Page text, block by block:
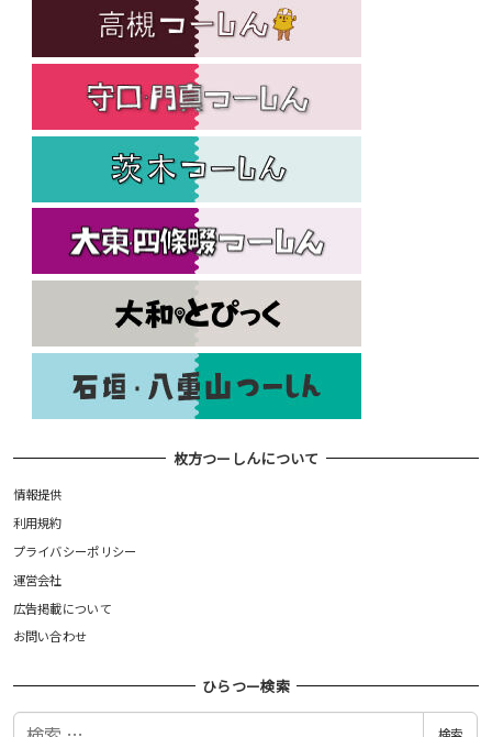
枚方つーしんについて
情報提供
利用規約
プライバシーポリシー
運営会社
広告掲載について
お問い合わせ
ひらつー検索
検